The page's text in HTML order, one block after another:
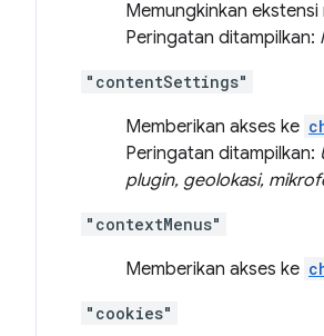
Memungkinkan
Peringatan ditampilkan:
"contentSettings"
Memberikan akses ke
Peringatan ditampilkan:
plugin, geolokasi,
"contextMenus"
Memberikan akses ke
"cookies"